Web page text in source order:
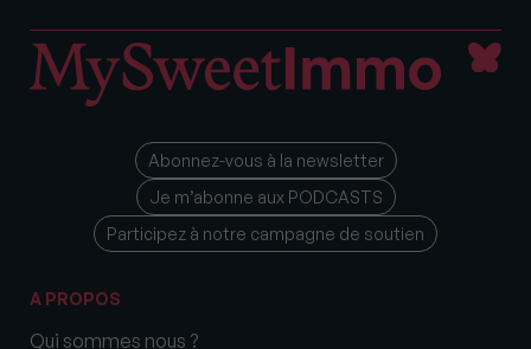
Abonnez-vous à la newsletter
Je m’abonne aux PODCASTS
Participez à notre campagne de soutien
A PROPOS
Qui sommes nous ?